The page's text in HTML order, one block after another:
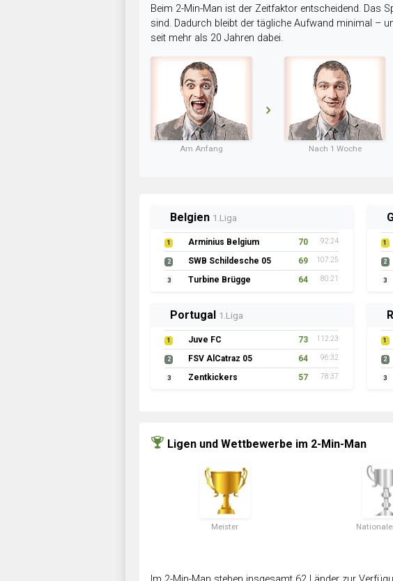
Beim 2-Min-Man ist der Zeitfaktor entscheidend. Das
sind. Dadurch bleibt der tägliche Aufwand minimal –
seit mehr als 20 Jahren dabei.
Am Anfang Nach 1 Woche
Belgien 1.Liga
1 Arminius Belgium 70 92:24
2 SWB Schildesche 05 69 107:25
3 Turbine Brügge 64 80:21
1
2
3
Portugal 1.Liga
1 Juve FC 73 112:23
2 FSV AlCatraz 05 64 96:32
3 Zentkickers 57 78:37
1
2
3
Ligen und Wettbewerbe im 2-Min-Man
Meister